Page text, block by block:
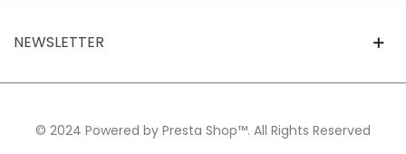
NEWSLETTER
© 2024 Powered by Presta Shop™. All Rights Reserved